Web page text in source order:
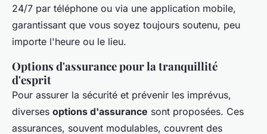
24/7 par téléphone ou via une application mobile,
garantissant que vous soyez toujours soutenu, peu
importe l'heure ou le lieu.
Options d'assurance pour la tranquillité
d'esprit
Pour assurer la sécurité et prévenir les imprévus,
diverses options d'assurance sont proposées. Ces
assurances, souvent modulables, couvrent des